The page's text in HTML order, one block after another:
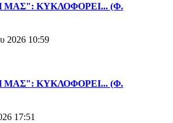
ΜΑΣ": ΚΥΚΛΟΦΟΡΕΙ... (Φ.
2026 10:59
ΜΑΣ": ΚΥΚΛΟΦΟΡΕΙ... (Φ.
17:51